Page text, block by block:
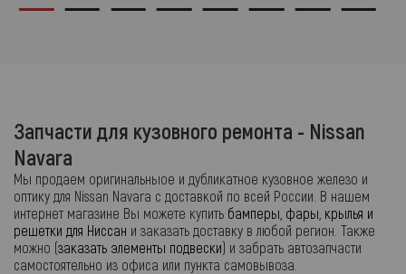
Запчасти для кузовного ремонта - Nissan
Navara
Мы продаем оригинальныое и дубликатное кузовное железо и
оптику для Nissan Navara с доставкой по всей России. В нашем
интернет магазине Вы можете купить бамперы, фары, крылья и
решетки для Ниссан и заказать доставку в любой регион. Также
можно (заказать элементы подвески) и забрать автозапчасти
самостоятельно из офиса или пункта самовывоза.